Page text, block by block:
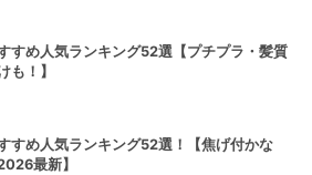
すめ人気ランキング52選【プチプラ・髪質
も！】
すめ人気ランキング52選！【焦げ付かな
最新】